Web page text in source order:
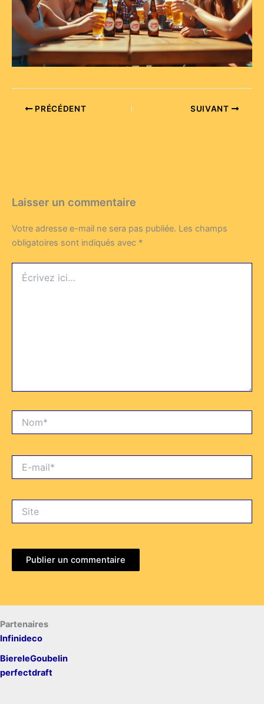
PRÉCÉDENT SUIVANT
Laisser un commentaire
Votre adresse e-mail ne sera pas publiée. Les champs
obligatoires sont indiqués avec *
ici…
mail*
Partenaires
Infinideco
BiereleGoubelin
perfectdraft